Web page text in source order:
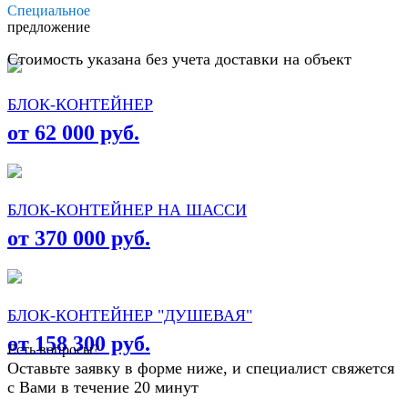
Специальное
предложение
Стоимость указана без учета доставки на объект
БЛОК-КОНТЕЙНЕР
от 62 000 руб.
БЛОК-КОНТЕЙНЕР НА ШАССИ
от 370 000 руб.
БЛОК-КОНТЕЙНЕР "ДУШЕВАЯ"
от 158 300 руб.
Есть вопросы?
Оставьте заявку в форме ниже, и специалист свяжется
с Вами в течение 20 минут